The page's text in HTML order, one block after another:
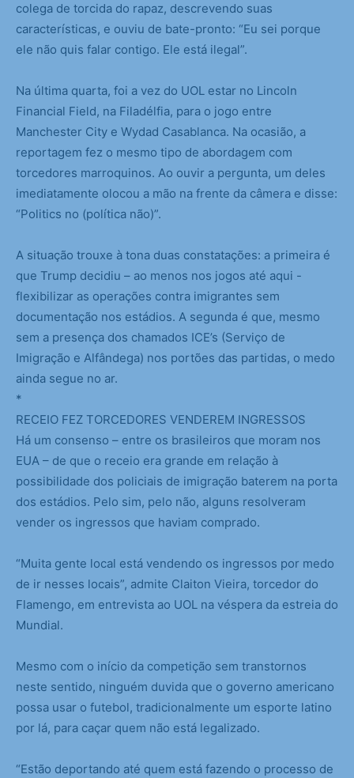
colega de torcida do rapaz, descrevendo suas
características, e ouviu de bate-pronto: “Eu sei porque
ele não quis falar contigo. Ele está ilegal”.
Na última quarta, foi a vez do UOL estar no Lincoln
Financial Field, na Filadélfia, para o jogo entre
Manchester City e Wydad Casablanca. Na ocasião, a
reportagem fez o mesmo tipo de abordagem com
torcedores marroquinos. Ao ouvir a pergunta, um deles
imediatamente olocou a mão na frente da câmera e disse:
“Politics no (política não)”.
A situação trouxe à tona duas constatações: a primeira é
que Trump decidiu – ao menos nos jogos até aqui -
flexibilizar as operações contra imigrantes sem
documentação nos estádios. A segunda é que, mesmo
sem a presença dos chamados ICE’s (Serviço de
Imigração e Alfândega) nos portões das partidas, o medo
ainda segue no ar.
*
RECEIO FEZ TORCEDORES VENDEREM INGRESSOS
Há um consenso – entre os brasileiros que moram nos
EUA – de que o receio era grande em relação à
possibilidade dos policiais de imigração baterem na porta
dos estádios. Pelo sim, pelo não, alguns resolveram
vender os ingressos que haviam comprado.
“Muita gente local está vendendo os ingressos por medo
de ir nesses locais”, admite Claiton Vieira, torcedor do
Flamengo, em entrevista ao UOL na véspera da estreia do
Mundial.
Mesmo com o início da competição sem transtornos
neste sentido, ninguém duvida que o governo americano
possa usar o futebol, tradicionalmente um esporte latino
por lá, para caçar quem não está legalizado.
“Estão deportando até quem está fazendo o processo de